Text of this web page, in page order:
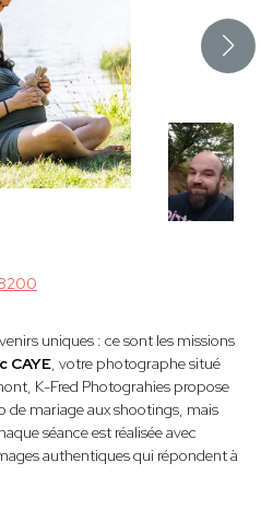
uniques : ce sont les missions
CAYE, votre photographe situé
K-Fred Photograhies propose
de mariage aux shootings, mais
séance est réalisée avec
authentiques qui répondent à